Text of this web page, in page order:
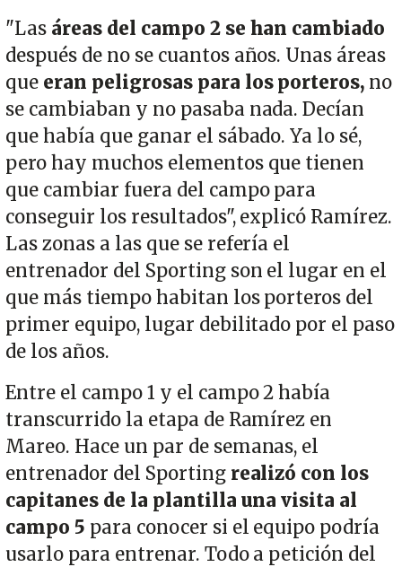
"Las áreas del campo 2 se han cambiado
después de no se cuantos años. Unas áreas
que eran peligrosas para los porteros, no
se cambiaban y no pasaba nada. Decían
que había que ganar el sábado. Ya lo sé,
pero hay muchos elementos que tienen
que cambiar fuera del campo para
conseguir los resultados", explicó Ramírez.
Las zonas a las que se refería el
entrenador del Sporting son el lugar en el
que más tiempo habitan los porteros del
primer equipo, lugar debilitado por el paso
de los años.
Entre el campo 1 y el campo 2 había
transcurrido la etapa de Ramírez en
Mareo. Hace un par de semanas, el
entrenador del Sporting realizó con los
capitanes de la plantilla una visita al
campo 5 para conocer si el equipo podría
usarlo para entrenar. Todo a petición del